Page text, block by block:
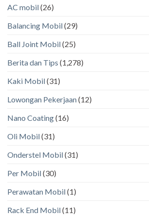
AC mobil(26)
Balancing Mobil(29)
Ball Joint Mobil(25)
Berita dan Tips (1,278)
Kaki Mobil(31)
Lowongan Pekerjaan(12)
Nano Coating(16)
Oli Mobil(31)
Onderstel Mobil(31)
Per Mobil(30)
Perawatan Mobil(1)
Rack End Mobil(11)